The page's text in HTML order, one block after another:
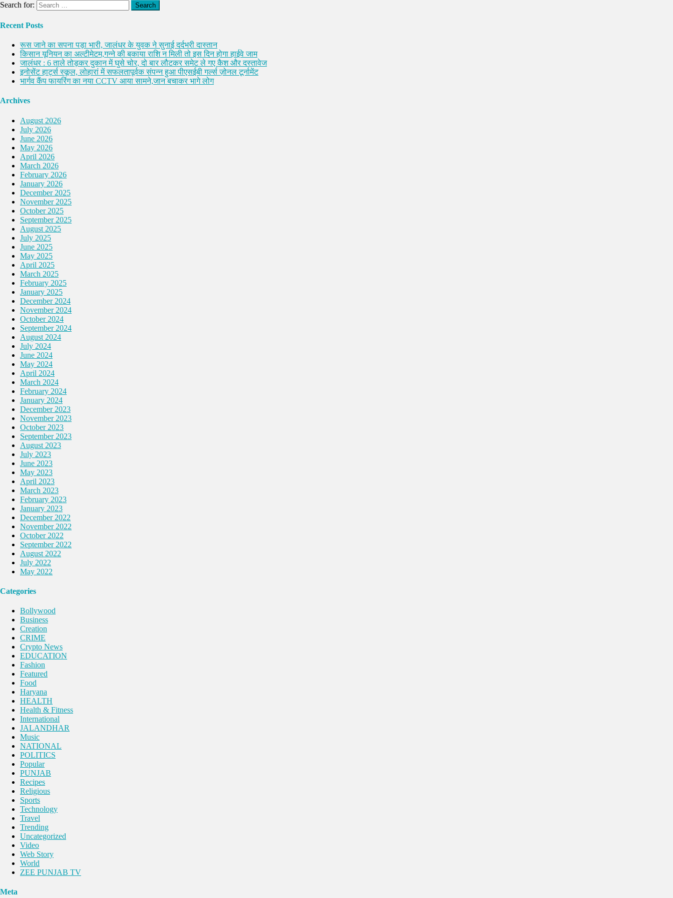
Search for:
Recent Posts
रूस जाने का सपना पड़ा भारी, जालंधर के युवक ने सुनाई दर्दभरी दास्तान
किसान यूनियन का अल्टीमेटम,गन्ने की बकाया राशि न मिली तो इस दिन होगा हाईवे जाम
जालंधर : 6 ताले तोड़कर दुकान में घुसे चोर, दो बार लौटकर समेट ले गए कैश और दस्तावेज
इनोसेंट हार्ट्स स्कूल, लोहारां में सफलतापूर्वक संपन्न हुआ पीएसईबी गर्ल्स ज़ोनल टूर्नामेंट
भार्गव कैंप फायरिंग का नया CCTV आया सामने,जान बचाकर भागे लोग
Archives
August 2026
July 2026
June 2026
May 2026
April 2026
March 2026
February 2026
January 2026
December 2025
November 2025
October 2025
September 2025
August 2025
July 2025
June 2025
May 2025
April 2025
March 2025
February 2025
January 2025
December 2024
November 2024
October 2024
September 2024
August 2024
July 2024
June 2024
May 2024
April 2024
March 2024
February 2024
January 2024
December 2023
November 2023
October 2023
September 2023
August 2023
July 2023
June 2023
May 2023
April 2023
March 2023
February 2023
January 2023
December 2022
November 2022
October 2022
September 2022
August 2022
July 2022
May 2022
Categories
Bollywood
Business
Creation
CRIME
Crypto News
EDUCATION
Fashion
Featured
Food
Haryana
HEALTH
Health & Fitness
International
JALANDHAR
Music
NATIONAL
POLITICS
Popular
PUNJAB
Recipes
Religious
Sports
Technology
Travel
Trending
Uncategorized
Video
Web Story
World
ZEE PUNJAB TV
Meta